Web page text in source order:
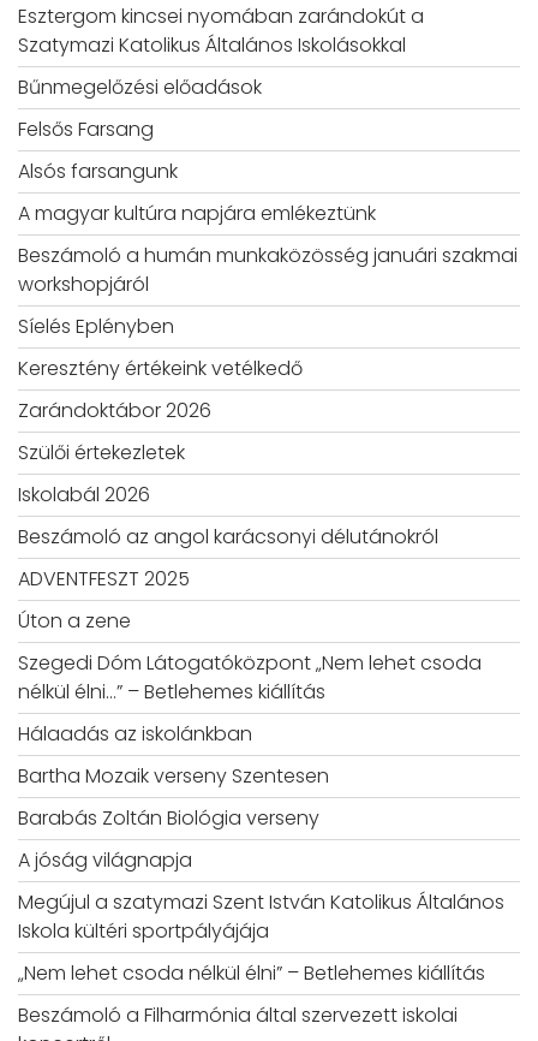
Esztergom kincsei nyomában zarándokút a
Szatymazi Katolikus Általános Iskolásokkal
Bűnmegelőzési előadások
Felsős Farsang
Alsós farsangunk
A magyar kultúra napjára emlékeztünk
Beszámoló a humán munkaközösség januári szakmai
workshopjáról
Síelés Eplényben
Keresztény értékeink vetélkedő
Zarándoktábor 2026
Szülői értekezletek
Iskolabál 2026
Beszámoló az angol karácsonyi délutánokról
ADVENTFESZT 2025
Úton a zene
Szegedi Dóm Látogatóközpont „Nem lehet csoda
nélkül élni…” – Betlehemes kiállítás
Hálaadás az iskolánkban
Bartha Mozaik verseny Szentesen
Barabás Zoltán Biológia verseny
A jóság világnapja
Megújul a szatymazi Szent István Katolikus Általános
Iskola kültéri sportpályájája
„Nem lehet csoda nélkül élni” – Betlehemes kiállítás
Beszámoló a Filharmónia által szervezett iskolai